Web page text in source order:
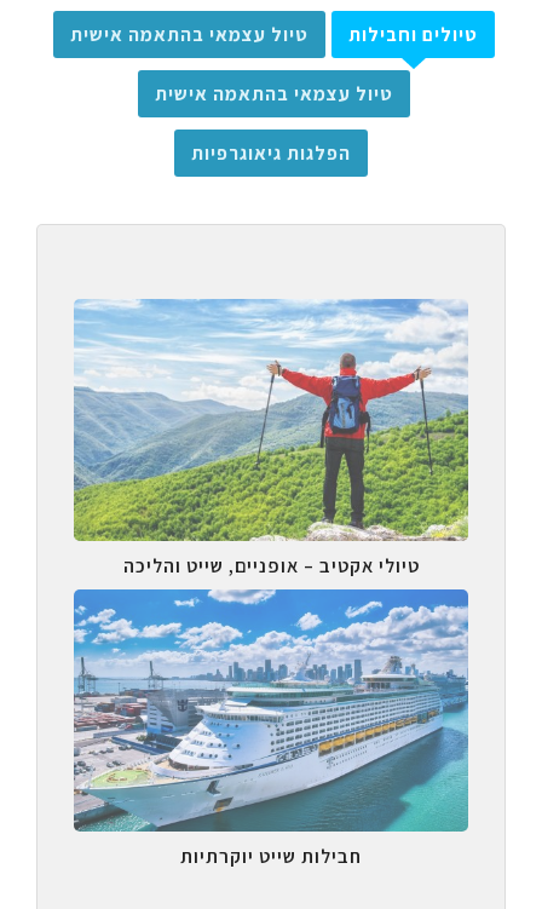
טיולים וחבילות טיול עצמאי בהתאמה אישית
טיול עצמאי בהתאמה אישית
הפלגות גיאוגרפיות
טיולי אקטיב – אופניים, שייט והליכה
חבילות שייט יוקרתיות